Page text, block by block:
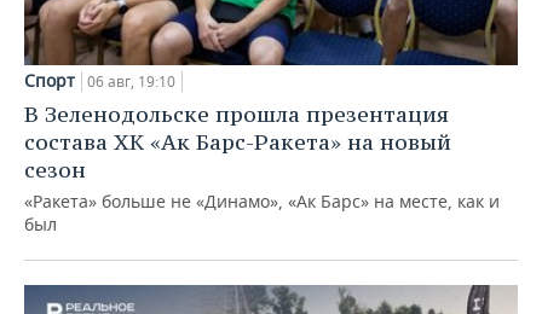
Спорт 06 авг, 19:10
В Зеленодольске прошла презентация
состава ХК «Ак Барс-Ракета» на новый
сезон
«Ракета» больше не «Динамо», «Ак Барс» на месте, как и
был